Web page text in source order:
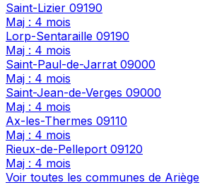
Saint-Lizier 09190
Maj : 4 mois
Lorp-Sentaraille 09190
Maj : 4 mois
Saint-Paul-de-Jarrat 09000
Maj : 4 mois
Saint-Jean-de-Verges 09000
Maj : 4 mois
Ax-les-Thermes 09110
Maj : 4 mois
Rieux-de-Pelleport 09120
Maj : 4 mois
Voir toutes les communes de Ariège